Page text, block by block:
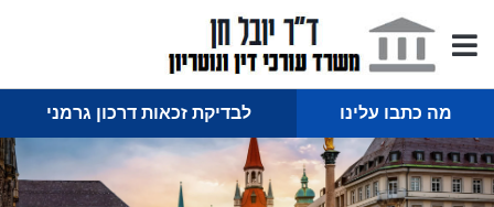
מה כתבו עלינו לבדיקת זכאות דרכון גרמני